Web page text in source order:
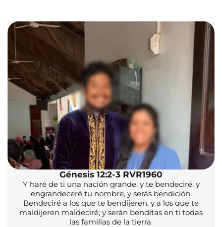
Génesis 12:2-3 RVR1960
Y haré de ti una nación grande, y te bendeciré, y
engrandeceré tu nombre, y serás bendición.
Bendeciré a los que te bendijeren, y a los que te
maldijeren maldeciré; y serán benditas en ti todas
las familias de la tierra.